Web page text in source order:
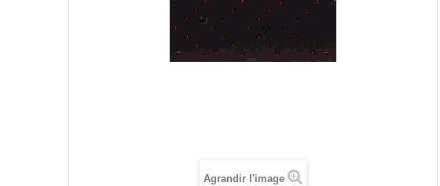
Agrandir l'image